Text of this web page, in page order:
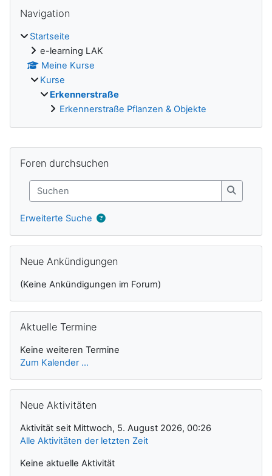
Blöcke
Navigation
Startseite
e-learning LAK
Meine Kurse
Kurse
Erkennerstraße
Erkennerstraße Pflanzen & Objekte
Ergänzungsblöcke
Foren durchsuchen
Suchen
Suchen
Erweiterte Suche
Neue Ankündigungen
(Keine Ankündigungen im Forum)
Aktuelle Termine
Keine weiteren Termine
Zum Kalender ...
Neue Aktivitäten
Aktivität seit Mittwoch, 5. August 2026, 00:26
Alle Aktivitäten der letzten Zeit
Keine aktuelle Aktivität